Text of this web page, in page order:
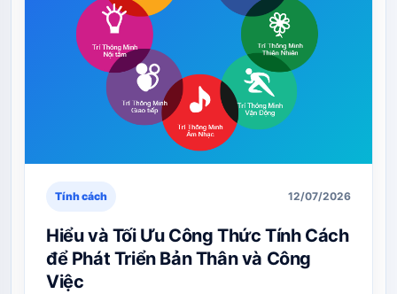
Tính cách 12/07/2026
Hiểu và Tối Ưu Công Thức Tính Cách
để Phát Triển Bản Thân và Công
Việc